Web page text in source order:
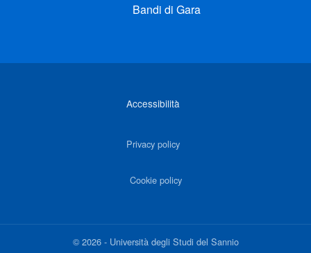
Bandi di Gara
Accessibilità
Privacy policy
Cookie policy
©2026- Università degli Studi del Sannio